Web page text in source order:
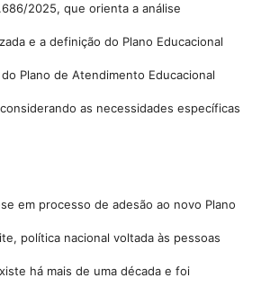
2025, que orienta a análise
e a definição do Plano Educacional
Plano de Atendimento Educacional
as necessidades específicas
em processo de adesão ao novo Plano
política nacional voltada às pessoas
há mais de uma década e foi